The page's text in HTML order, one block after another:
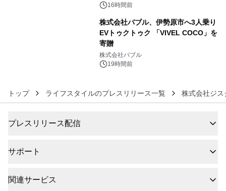
16時間前
株式会社バブル、伊勢原市へ3人乗り
EVトゥクトゥク 「VIVEL COCO」を
寄贈
株式会社バブル
19時間前
トップ ライフスタイルのプレスリリース一覧 株式会社ジ
プレスリリース配信
サポート
関連サービス